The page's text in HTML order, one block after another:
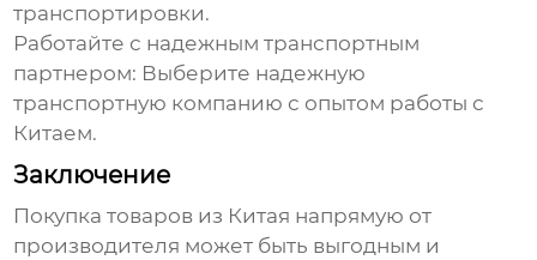
транспортировки.
Работайте с надежным транспортным
партнером: Выберите надежную
транспортную компанию с опытом работы с
Китаем.
Заключение
Покупка товаров из Китая напрямую от
производителя может быть выгодным и